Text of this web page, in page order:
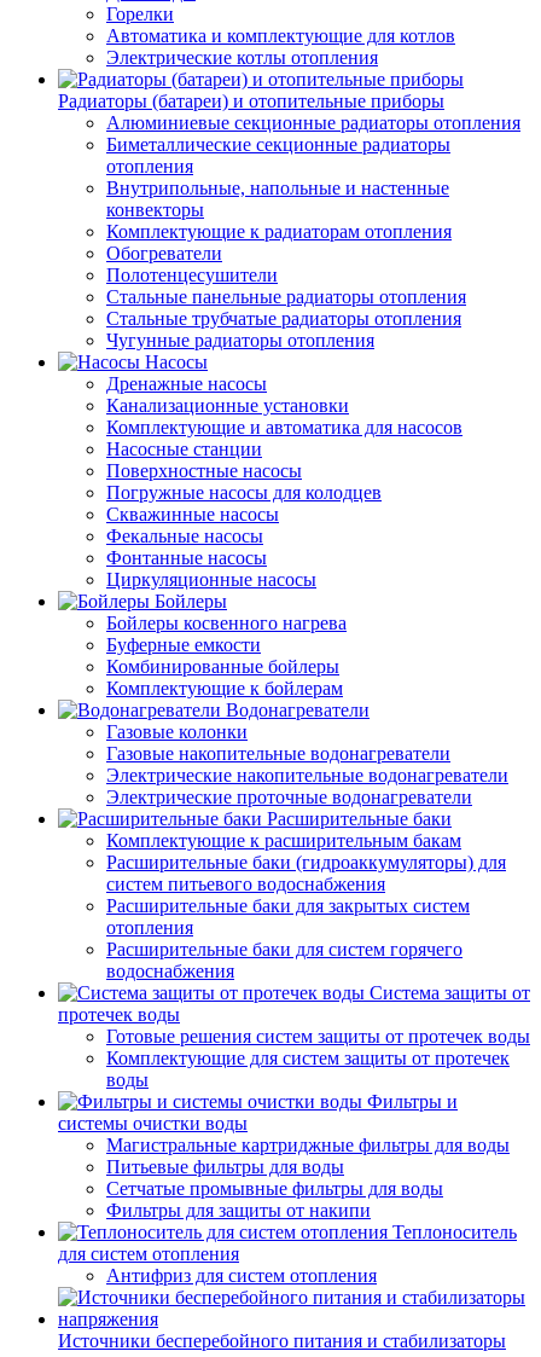
Горелки
Автоматика и комплектующие для котлов
Электрические котлы отопления
Радиаторы (батареи) и отопительные приборы
Алюминиевые секционные радиаторы отопления
Биметаллические секционные радиаторы
отопления
Внутрипольные, напольные и настенные
конвекторы
Комплектующие к радиаторам отопления
Обогреватели
Полотенцесушители
Стальные панельные радиаторы отопления
Стальные трубчатые радиаторы отопления
Чугунные радиаторы отопления
Насосы
Дренажные насосы
Канализационные установки
Комплектующие и автоматика для насосов
Насосные станции
Поверхностные насосы
Погружные насосы для колодцев
Скважинные насосы
Фекальные насосы
Фонтанные насосы
Циркуляционные насосы
Бойлеры
Бойлеры косвенного нагрева
Буферные емкости
Комбинированные бойлеры
Комплектующие к бойлерам
Водонагреватели
Газовые колонки
Газовые накопительные водонагреватели
Электрические накопительные водонагреватели
Электрические проточные водонагреватели
Расширительные баки
Комплектующие к расширительным бакам
Расширительные баки (гидроаккумуляторы) для
систем питьевого водоснабжения
Расширительные баки для закрытых систем
отопления
Расширительные баки для систем горячего
водоснабжения
Система защиты от
протечек воды
Готовые решения систем защиты от протечек воды
Комплектующие для систем защиты от протечек
воды
Фильтры и
системы очистки воды
Магистральные картриджные фильтры для воды
Питьевые фильтры для воды
Сетчатые промывные фильтры для воды
Фильтры для защиты от накипи
Теплоноситель
для систем отопления
Антифриз для систем отопления
Источники бесперебойного питания и стабилизаторы